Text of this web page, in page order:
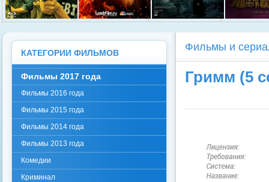
Фильмы и
Гримм (5
КАТЕГОРИИ ФИЛЬМОВ
Фильмы 2017 года
Фильмы 2016 года
Фильмы 2015 года
Фильмы 2014 года
Фильмы 2013 года
Комедии
Криминал